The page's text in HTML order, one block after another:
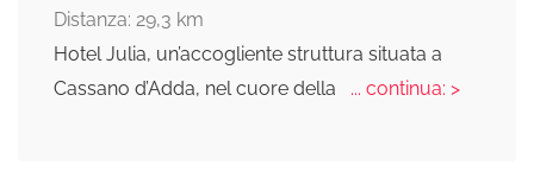
Distanza: 29,3 km
Hotel Julia, un’accogliente struttura situata a
Cassano d’Adda, nel cuore della
... continua: >